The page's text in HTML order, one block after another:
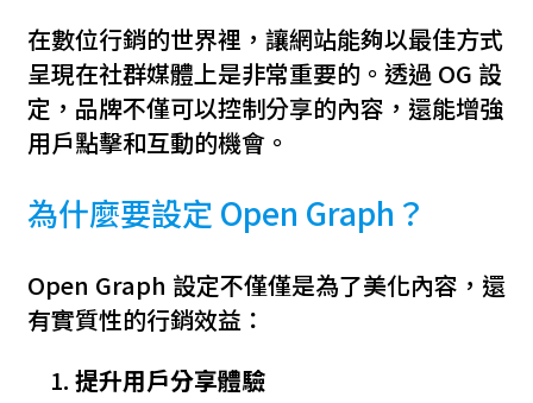
在數位行銷的世界裡，讓網站能夠以最佳方式
呈現在社群媒體上是非常重要的。透過 OG 設
定，品牌不僅可以控制分享的內容，還能增強
用戶點擊和互動的機會。
為什麼要設定 Open Graph？
Open Graph 設定不僅僅是為了美化內容，還
有實質性的行銷效益：
提升用戶分享體驗